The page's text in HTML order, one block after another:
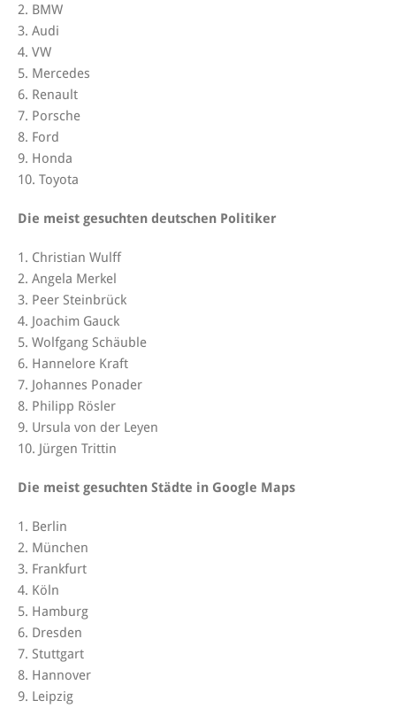
2. BMW
3. Audi
4. VW
5. Mercedes
6. Renault
7. Porsche
8. Ford
9. Honda
10. Toyota
Die meist gesuchten deutschen Politiker
1. Christian Wulff
2. Angela Merkel
3. Peer Steinbrück
4. Joachim Gauck
5. Wolfgang Schäuble
6. Hannelore Kraft
7. Johannes Ponader
8. Philipp Rösler
9. Ursula von der Leyen
10. Jürgen Trittin
Die meist gesuchten Städte in Google Maps
1. Berlin
2. München
3. Frankfurt
4. Köln
5. Hamburg
6. Dresden
7. Stuttgart
8. Hannover
9. Leipzig